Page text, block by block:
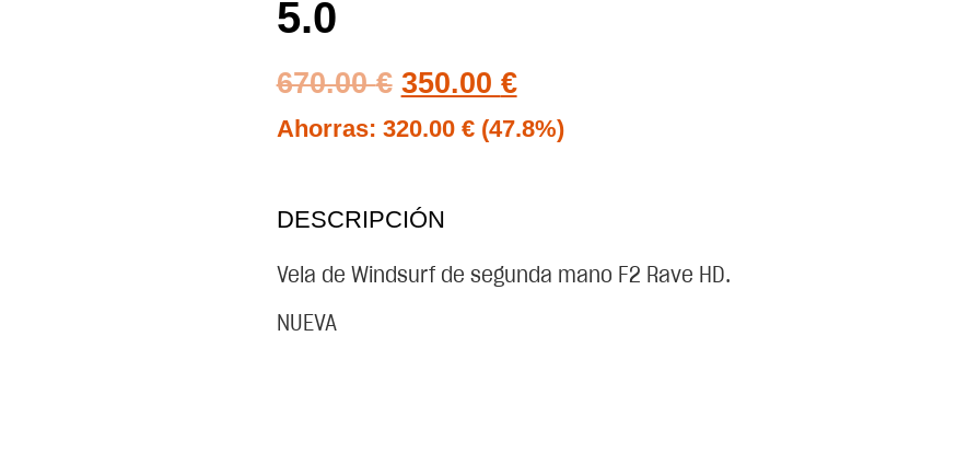
5.0
670.00€ 350.00 €
Ahorras: 320.00 € (47.8%)
DESCRIPCIÓN
Vela de Windsurf de segunda mano F2 Rave HD.
NUEVA